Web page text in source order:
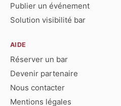
Publier un événement
Solution visibilité bar
AIDE
Réserver un bar
Devenir partenaire
Nous contacter
Mentions légales